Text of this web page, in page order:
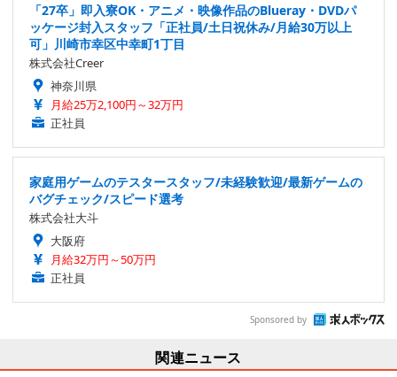
「27卒」即入寮OK・アニメ・映像作品のBlueray・DVDパ
ッケージ封入スタッフ「正社員/土日祝休み/月給30万以上
可」川崎市幸区中幸町1丁目
株式会社Creer
神奈川県
月給25万2,100円～32万円
正社員
家庭用ゲームのテスタースタッフ/未経験歓迎/最新ゲームの
バグチェック/スピード選考
株式会社大斗
大阪府
月給32万円～50万円
正社員
Sponsored by
関連ニュース